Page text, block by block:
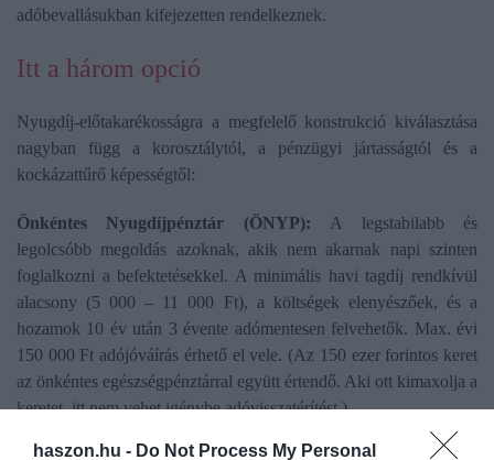
haszon.hu - Do Not Process My Personal
adóbevallásukban kifejezetten rendelkeznek.
Itt a három opció
Nyugdíj-előtakarékosságra a megfelelő konstrukció kiválasztása
nagyban függ a korosztálytól, a pénzügyi jártasságtól és a
kockázattűrő képességtől:
Önkéntes Nyugdíjpénztár (ÖNYP): A legstabilabb és
legolcsóbb megoldás azoknak, akik nem akarnak napi szinten
foglalkozni a befektetésekkel. A minimális havi tagdíj rendkívül
alacsony (5 000 – 11 000 Ft), a költségek elenyészőek, és a
hozamok 10 év után 3 évente adómentesen felvehetők. Max. évi
150 000 Ft adójóváírás érhető el vele. (Az 150 ezer forintos keret
az önkéntes egészségpénztárral együtt értendő. Aki ott kimaxolja a
keretet, itt nem vehet igénybe adóvisszatérítést.)